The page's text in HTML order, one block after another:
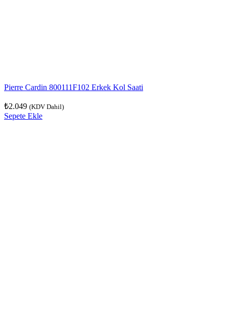
Pierre Cardin 800111F102 Erkek Kol Saati
₺2.049 (KDV Dahil)
Sepete Ekle